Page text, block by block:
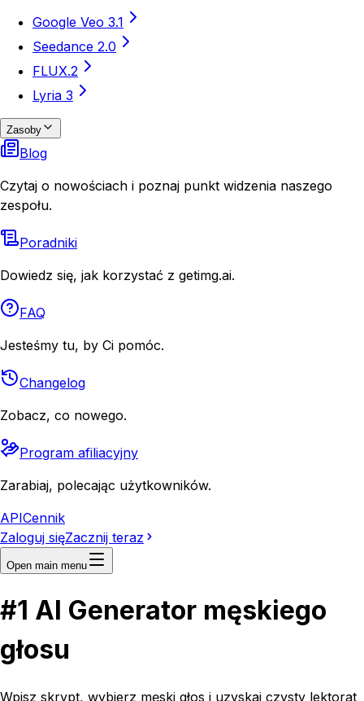
Google Veo 3.1
Seedance 2.0
FLUX.2
Lyria 3
Zasoby
Blog
Czytaj o nowościach i poznaj punkt widzenia naszego
zespołu.
Poradniki
Dowiedz się, jak korzystać z getimg.ai.
FAQ
Jesteśmy tu, by Ci pomóc.
Changelog
Zobacz, co nowego.
Program afiliacyjny
Zarabiaj, polecając użytkowników.
APICennik
Zaloguj sięZacznij teraz
Open main menu
#1 AI Generator męskiego
głosu
Wpisz skrypt, wybierz męski głos i uzyskaj czysty lektorat